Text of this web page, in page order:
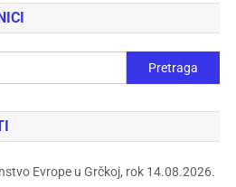
Evrope u Grčkoj, rok 14.08.2026.